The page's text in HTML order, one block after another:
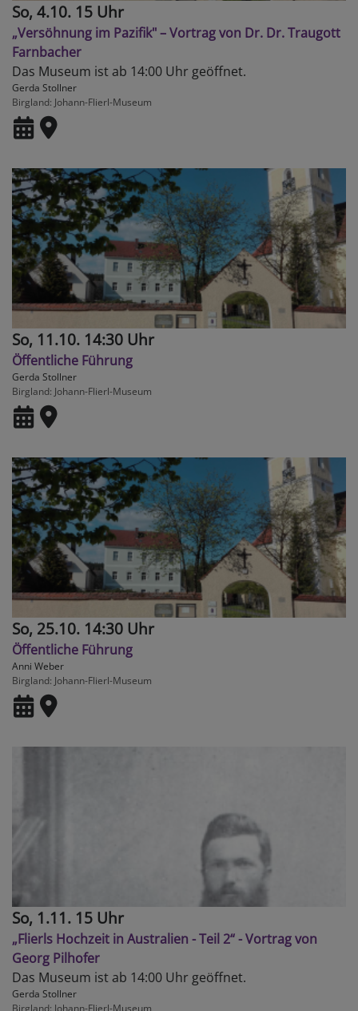
So, 4.10. 15 Uhr
„Versöhnung im Pazifik" – Vortrag von Dr. Dr. Traugott
Farnbacher
Das Museum ist ab 14:00 Uhr geöffnet.
Gerda Stollner
Birgland Johann-Flierl-Museum
So, 11.10. 14:30 Uhr
Öffentliche Führung
Gerda Stollner
Birgland Johann-Flierl-Museum
So, 25.10. 14:30 Uhr
Öffentliche Führung
Anni Weber
Birgland Johann-Flierl-Museum
So, 1.11. 15 Uhr
„Flierls Hochzeit in Australien - Teil 2“ - Vortrag von
Georg Pilhofer
Das Museum ist ab 14:00 Uhr geöffnet.
Gerda Stollner
Birgland Johann-Flierl-Museum